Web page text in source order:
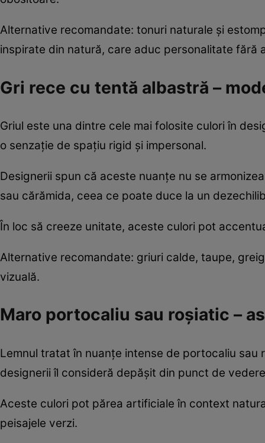
Alternative recomandate: tonuri naturale și
inspirate din natură, care aduc personalitate fără
Gri rece cu tentă albastră –
Griul este una dintre cele mai folosite culori în
o senzație de spațiu rigid și impersonal.
Designerii spun că aceste nuanțe nu se
sau cărămida, ceea ce poate duce la un
În loc să creeze unitate, aceste culori pot
Alternative recomandate: griuri calde, taupe,
vizuală.
Maro portocaliu sau roșiatic –
Lemnul tratat în nuanțe intense de portocaliu
designerii îl consideră depășit din punct de
Aceste culori pot părea artificiale în context
peisajele verzi.